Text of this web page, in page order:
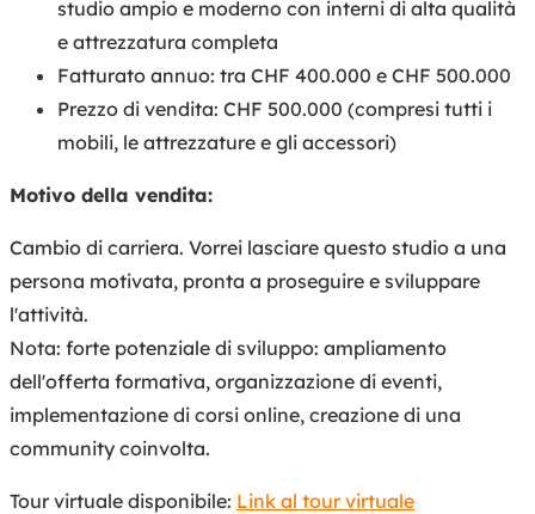
studio ampio e moderno con interni di alta qualità
e attrezzatura completa
Fatturato annuo: tra CHF 400.000 e CHF 500.000
Prezzo di vendita: CHF 500.000 (compresi tutti i
mobili, le attrezzature e gli accessori)
Motivo della vendita:
Cambio di carriera. Vorrei lasciare questo studio a una
persona motivata, pronta a proseguire e sviluppare
l'attività.
Nota: forte potenziale di sviluppo: ampliamento
dell'offerta formativa, organizzazione di eventi,
implementazione di corsi online, creazione di una
community coinvolta.
Tour virtuale disponibile: Link al tour virtuale